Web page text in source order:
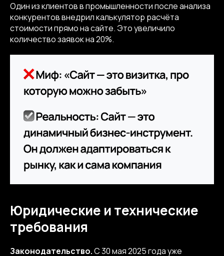
Один из клиентов в промышленности после анализа
конкурентов внедрил калькулятор расчёта
стоимости прямо на сайте. Это увеличило
количество заявок на 20%.
Юридические и технические
требования
Законодательство.С 30 мая 2025 года уже